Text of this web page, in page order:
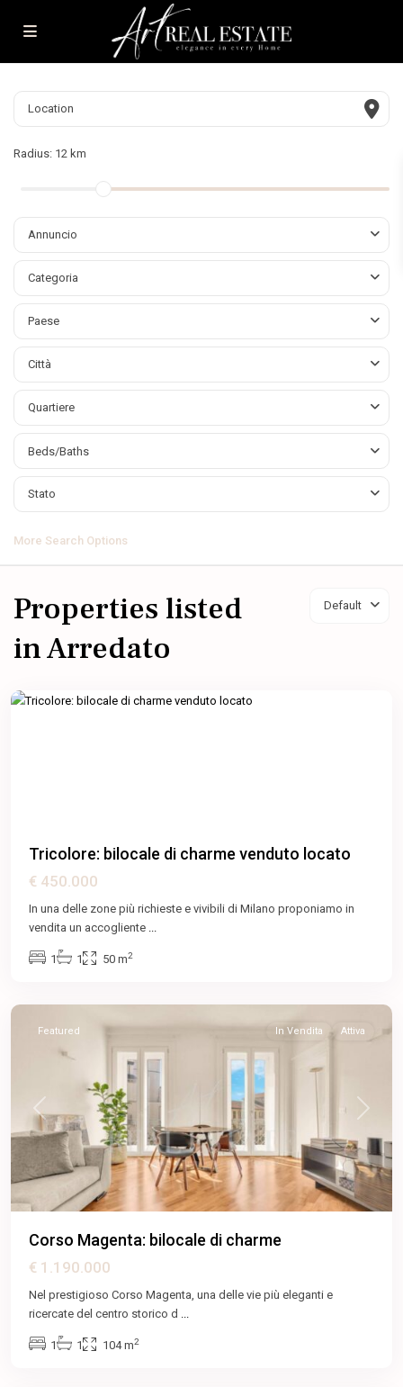
Radius: 12 km
Annuncio
Categoria
Paese
Città
Quartiere
Beds/Baths
Stato
More Search Options
Default
Properties listed
in Arredato
Tricolore,
Tricolore: bilocale di charme venduto locato
€ 450.000
In una delle zone più richieste e vivibili di Milano proponiamo in
vendita un accogliente ...
1 1 50 m2
Cairoli,
Centro
Storico
Vie,
Previous Next
Featured In Vendita Attiva
Corso Magenta: bilocale di charme
€ 1.190.000
Nel prestigioso Corso Magenta, una delle vie più eleganti e
ricercate del centro storico d ...
1 1 104 m2
Granda,